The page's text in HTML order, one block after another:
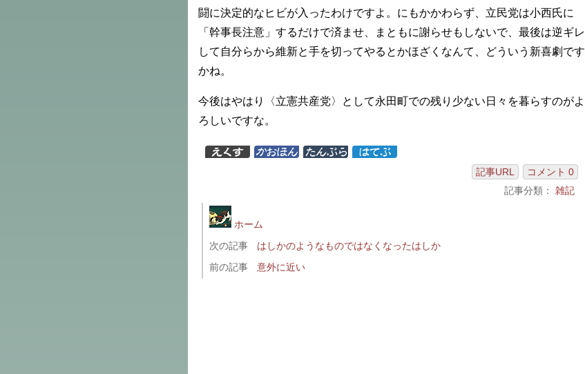
闘に決定的なヒビが入ったわけですよ。にもかかわらず、立民党は小西氏に
「幹事長注意」するだけで済ませ、まともに謝らせもしないで、最後は逆ギレ
して自分らから維新と手を切ってやるとかほざくなんて、どういう新喜劇です
かね。
今後はやはり〈立憲共産党〉として永田町での残り少ない日々を暮らすのがよ
ろしいですな。
記事URL
コメント 0
記事分類： 雑記
ホーム
次の記事
はしかのようなものではなくなったはしか
前の記事
意外に近い